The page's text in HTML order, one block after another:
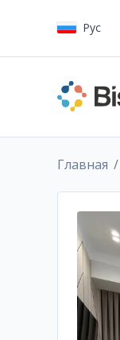
Рус
Главная